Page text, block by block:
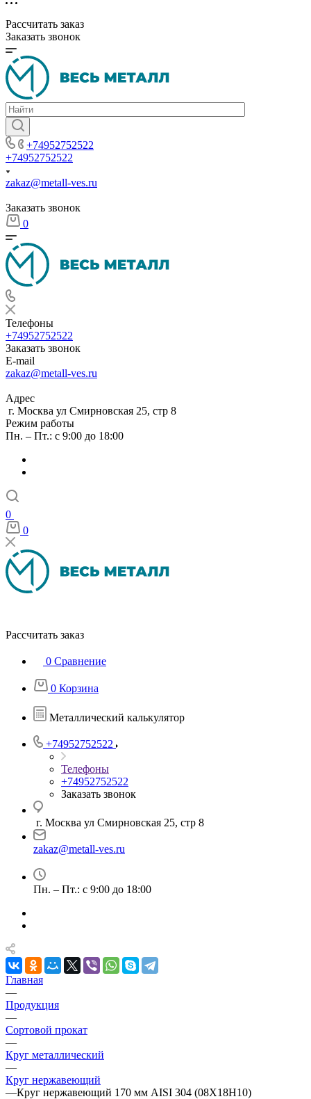
Рассчитать заказ
Заказать звонок
+74952752522
+74952752522
zakaz@metall-ves.ru
Заказать звонок
0
Телефоны
+74952752522
Заказать звонок
E-mail
zakaz@metall-ves.ru
Адрес
г. Москва ул Смирновская 25, стр 8
Режим работы
Пн. – Пт.: с 9:00 до 18:00
0
0
Рассчитать заказ
0 Сравнение
0 Корзина
Металлический калькулятор
+74952752522
Телефоны
+74952752522
Заказать звонок
г. Москва ул Смирновская 25, стр 8
zakaz@metall-ves.ru
Пн. – Пт.: с 9:00 до 18:00
Главная
—
Продукция
—
Сортовой прокат
—
Круг металлический
—
Круг нержавеющий
—Круг нержавеющий 170 мм AISI 304 (08Х18Н10)